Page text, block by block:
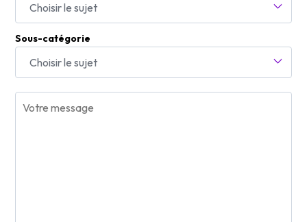
Choisir le sujet
Sous-catégorie
Choisir le sujet